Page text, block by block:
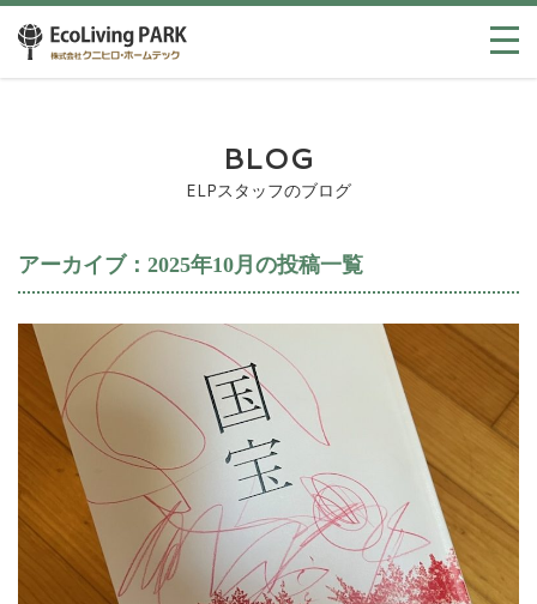
BLOG
ELPスタッフのブログ
アーカイブ：2025年10月の投稿一覧